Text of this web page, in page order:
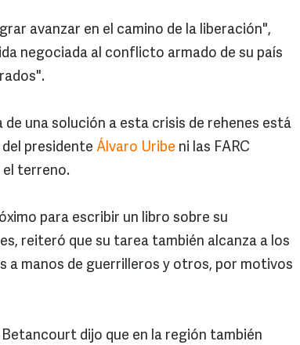
avanzar en el camino de la liberación",
negociada al conflicto armado de su país
de una solución a esta crisis de rehenes está
presidente Álvaro Uribe ni las FARC
el terreno.
para escribir un libro sobre su
reiteró que su tarea también alcanza a los
a manos de guerrilleros y otros, por motivos
dijo que en la región también